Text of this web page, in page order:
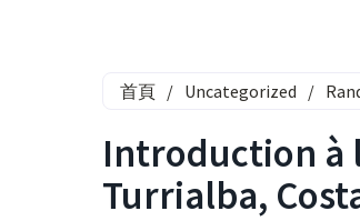
首頁 / Uncategorized /
Introduction à
Turrialba,